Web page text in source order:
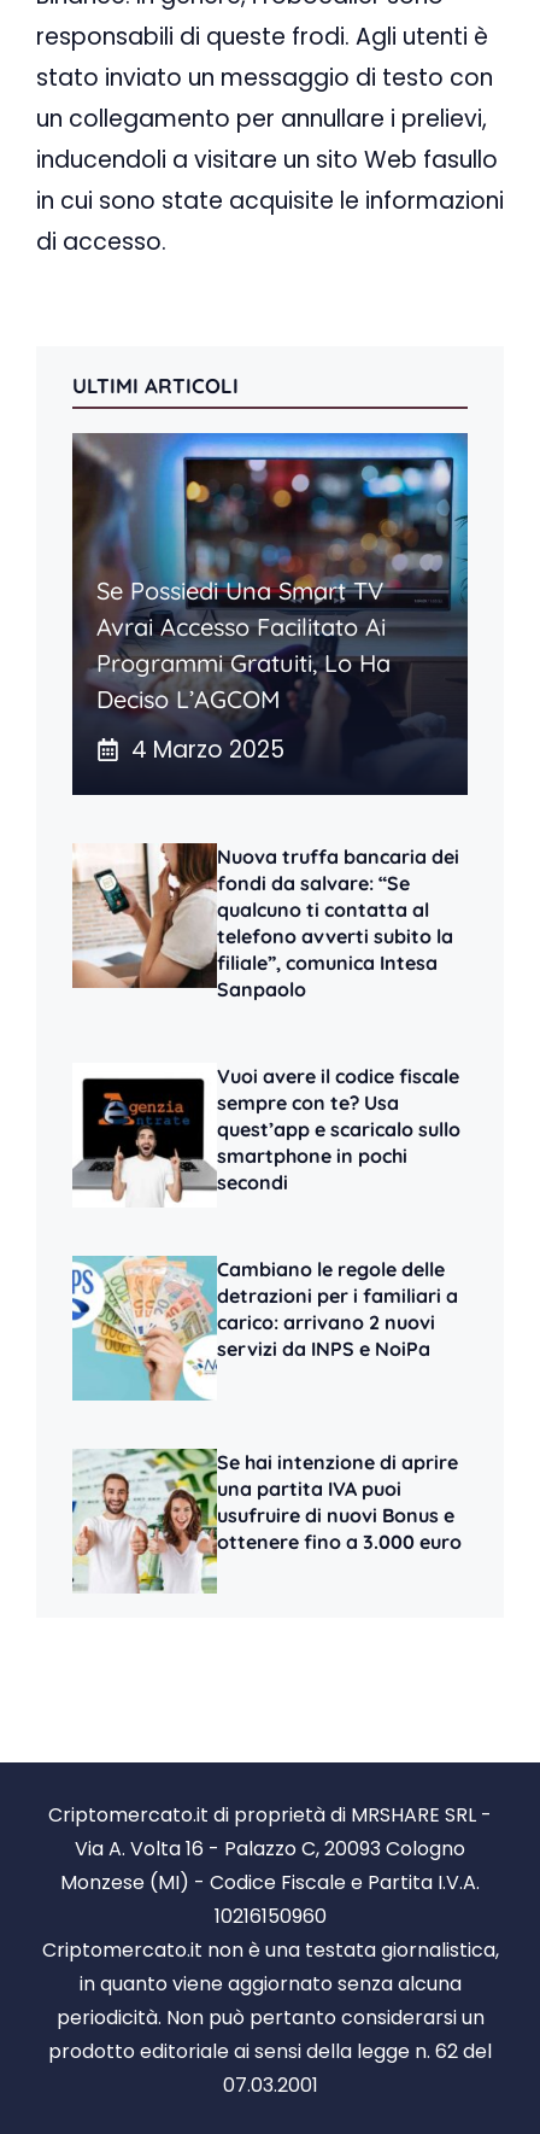
responsabili di queste frodi. Agli utenti è
stato inviato un messaggio di testo con
un collegamento per annullare i prelievi,
inducendoli a visitare un sito Web fasullo
in cui sono state acquisite le informazioni
di accesso.
ULTIMI ARTICOLI
Se Possiedi Una Smart TV
Avrai Accesso Facilitato Ai
Programmi Gratuiti, Lo Ha
Deciso L’AGCOM
4 Marzo 2025
Nuova truffa bancaria dei
fondi da salvare: “Se
qualcuno ti contatta al
telefono avverti subito la
filiale”, comunica Intesa
Sanpaolo
Vuoi avere il codice fiscale
sempre con te? Usa
quest’app e scaricalo sullo
smartphone in pochi
secondi
Cambiano le regole delle
detrazioni per i familiari a
carico: arrivano 2 nuovi
servizi da INPS e NoiPa
Se hai intenzione di aprire
una partita IVA puoi
usufruire di nuovi Bonus e
ottenere fino a 3.000 euro
Criptomercato.it di proprietà di MRSHARE SRL -
Via A. Volta 16 - Palazzo C, 20093 Cologno
Monzese (MI) - Codice Fiscale e Partita I.V.A.
10216150960
Criptomercato.it non è una testata giornalistica,
in quanto viene aggiornato senza alcuna
periodicità. Non può pertanto considerarsi un
prodotto editoriale ai sensi della legge n. 62 del
07.03.2001